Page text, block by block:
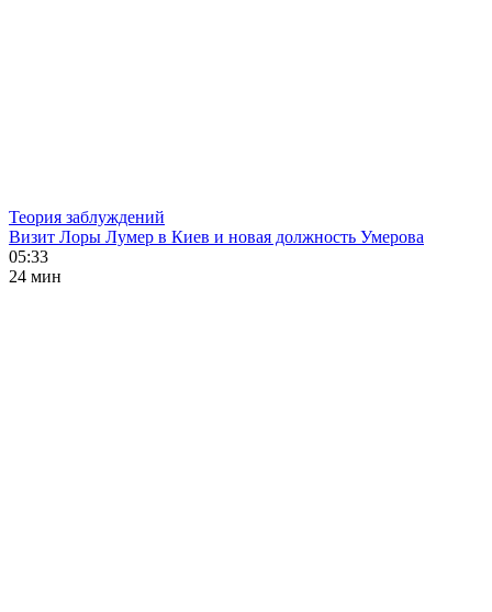
Теория заблуждений
Визит Лоры Лумер в Киев и новая должность Умерова
05:33
24 мин